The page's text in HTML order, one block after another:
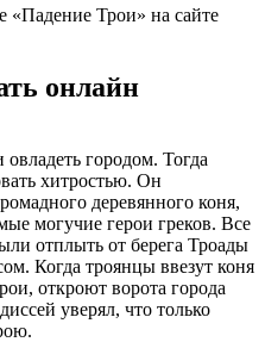
Трои» на сайте
онлайн
городом. Тогда
хитростью. Он
деревянного коня,
могучие герои греков. Все
отплыть от берега Троады
Когда троянцы ввезут коня
откроют ворота города
уверял, что только